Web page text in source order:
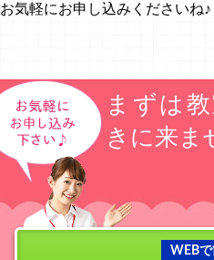
お気軽にお申し込みくださいね♪
まずは
きに来ま
WEBで